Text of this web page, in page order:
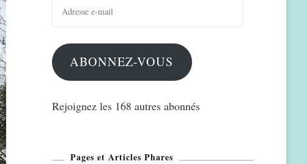
mail
ABONNEZ-VOUS
Rejoignez les 168 autres abonnés
Pages et Articles Phares